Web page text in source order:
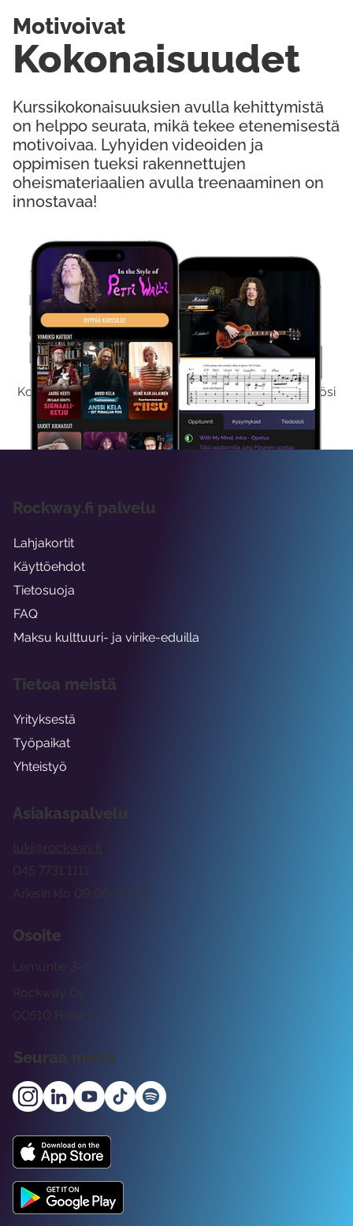
Kokeile Ilmaiseksi
Kokeilemalla ilmaiseksi saat koko sisältömme käyttöösi
viikon ajaksi.
Kurssikokonaisuuksien avulla kehittymistä
on helppo seurata, mikä tekee etenemisestä
motivoivaa. Lyhyiden videoiden ja
oppimisen tueksi rakennettujen
oheismateriaalien avulla treenaaminen on
innostavaa!
Kokonaisuudet
Motivoivat
Asiakaspalvelu
tuki@rockway.fi
Arkisin klo 09:00 -15:00
045 7731 1111
Osoite
Rockway Oy
Lemuntie 3-5
00510 Helsinki
Seuraa meitä
Rockway.fi palvelu
Lahjakortit
Käyttöehdot
Tietosuoja
FAQ
Maksu kulttuuri- ja virike-eduilla
Tietoa meistä
Yrityksestä
Työpaikat
Yhteistyö